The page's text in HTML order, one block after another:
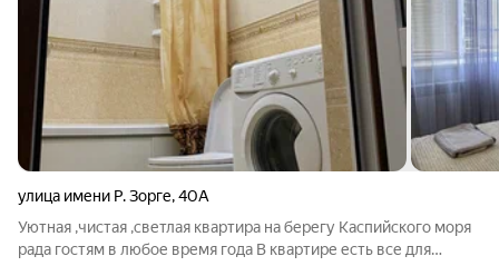
улица имени Р. Зорге,40А
Уютная ,чистая ,светлая квартира на берегу Каспийского моря
рада гостям в любое время года В квартире есть все для